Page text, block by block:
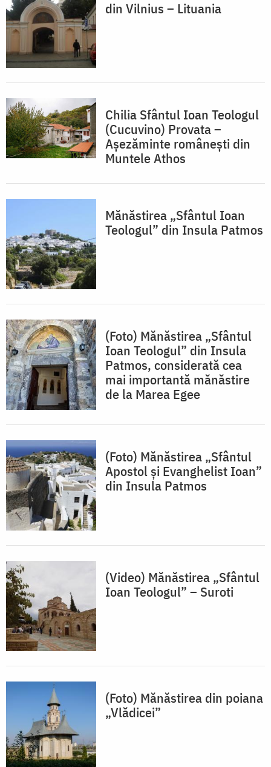
din Vilnius – Lituania
Chilia Sfântul Ioan Teologul
(Cucuvino) Provata –
Așezăminte românești din
Muntele Athos
Mănăstirea „Sfântul Ioan
Teologul” din Insula Patmos
(Foto) Mănăstirea „Sfântul
Ioan Teologul” din Insula
Patmos, considerată cea
mai importantă mănăstire
de la Marea Egee
(Foto) Mănăstirea „Sfântul
Apostol și Evanghelist Ioan”
din Insula Patmos
(Video) Mănăstirea „Sfântul
Ioan Teologul” – Suroti
(Foto) Mănăstirea din poiana
„Vlădicei”